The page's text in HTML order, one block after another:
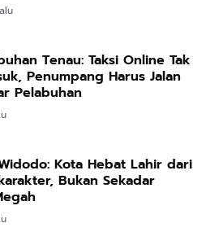
Tenau: Taksi Online Tak
Penumpang Harus Jalan
Pelabuhan
Kota Hebat Lahir dari
Bukan Sekadar